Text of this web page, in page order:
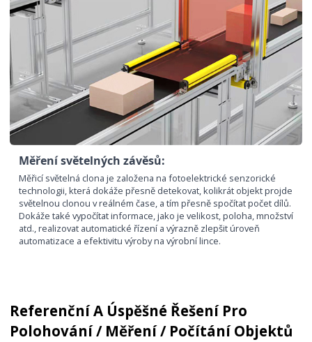
Měření světelných závěsů:
Měřicí světelná clona je založena na fotoelektrické senzorické
technologii, která dokáže přesně detekovat, kolikrát objekt projde
světelnou clonou v reálném čase, a tím přesně spočítat počet dílů.
Dokáže také vypočítat informace, jako je velikost, poloha, množství
atd., realizovat automatické řízení a výrazně zlepšit úroveň
automatizace a efektivitu výroby na výrobní lince.
Referenční A Úspěšné Řešení Pro
Polohování / Měření / Počítání Objektů